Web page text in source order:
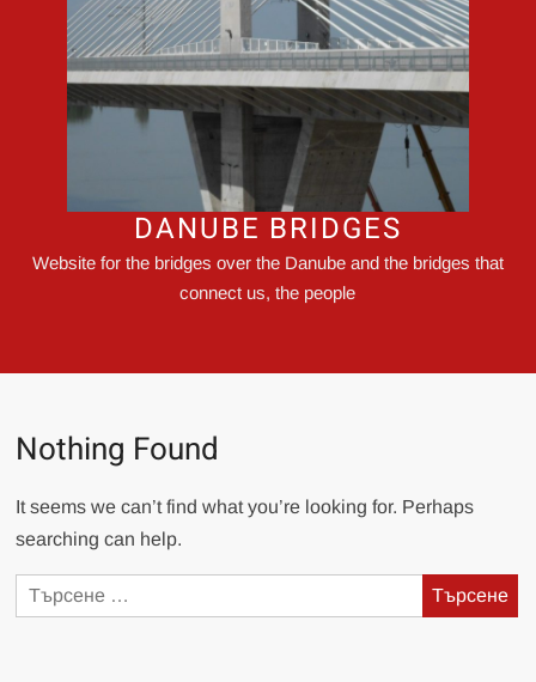
DANUBE BRIDGES
Website for the bridges over the Danube and the bridges that
connect us, the people
Nothing Found
It seems we can’t find what you’re looking for. Perhaps
searching can help.
Търсене
за: